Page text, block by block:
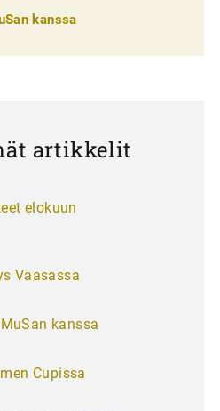
kanssa
artikkelit
elokuun
Vaasassa
kanssa
Cupissa